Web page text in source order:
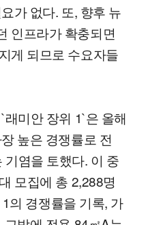
가 없다. 또, 향후 뉴
인프라가 확충되면
게 되므로 수요자들
미안 장위 1`은 올해
높은 경쟁률로 전
염을 토했다. 이 중
모집에 총 2,288명
의 경쟁률을 기록, 가